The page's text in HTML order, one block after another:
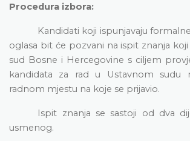
Procedura izbora:
Kandidati koji ispunjavaju
oglasa bit će pozvani na ispit znanja
sud Bosne i Hercegovine s ciljem
kandidata za rad u Ustavnom sudu
radnom mjestu na koje se prijavio.
Ispit znanja se sastoji od dva
usmenog.